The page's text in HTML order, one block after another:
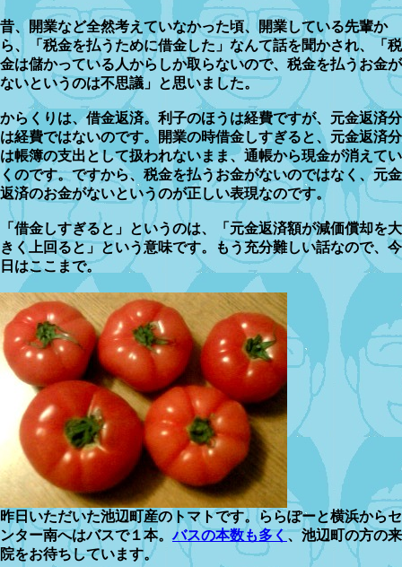
昔、開業など全然考えていなかった頃、開業している先輩か
ら、「税金を払うために借金した」なんて話を聞かされ、「税
金は儲かっている人からしか取らないので、税金を払うお金が
ないというのは不思議」と思いました。
からくりは、借金返済。利子のほうは経費ですが、元金返済分
は経費ではないのです。開業の時借金しすぎると、元金返済分
は帳簿の支出として扱われないまま、通帳から現金が消えてい
くのです。ですから、税金を払うお金がないのではなく、元金
返済のお金がないというのが正しい表現なのです。
「借金しすぎると」というのは、「元金返済額が減価償却を大
きく上回ると」という意味です。もう充分難しい話なので、今
日はここまで。
昨日いただいた池辺町産のトマトです。ららぽーと横浜からセ
ンター南へはバスで１本。バスの本数も多く、池辺町の方の来
院をお待ちしています。